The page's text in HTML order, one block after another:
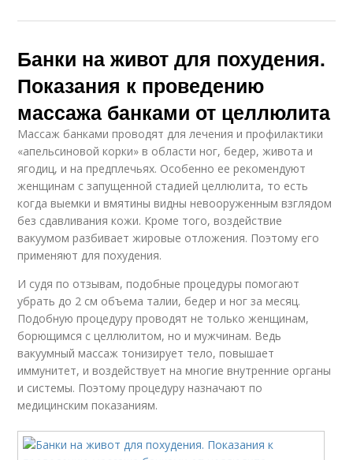
Банки на живот для похудения.
Показания к проведению
массажа банками от целлюлита
Массаж банками проводят для лечения и профилактики
«апельсиновой корки» в области ног, бедер, живота и
ягодиц, и на предплечьях. Особенно ее рекомендуют
женщинам с запущенной стадией целлюлита, то есть
когда выемки и вмятины видны невооруженным взглядом
без сдавливания кожи. Кроме того, воздействие
вакуумом разбивает жировые отложения. Поэтому его
применяют для похудения.
И судя по отзывам, подобные процедуры помогают
убрать до 2 см объема талии, бедер и ног за месяц.
Подобную процедуру проводят не только женщинам,
борющимся с целлюлитом, но и мужчинам. Ведь
вакуумный массаж тонизирует тело, повышает
иммунитет, и воздействует на многие внутренние органы
и системы. Поэтому процедуру назначают по
медицинским показаниям.